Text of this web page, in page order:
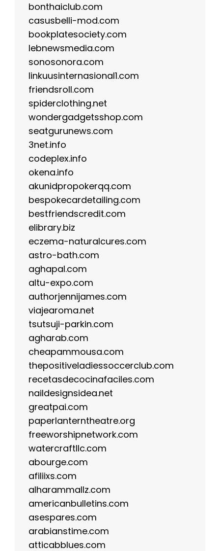
bonthaiclub.com
casusbelli-mod.com
bookplatesociety.com
lebnewsmedia.com
sonosonora.com
linkuusinternasional1.com
friendsroll.com
spiderclothing.net
wondergadgetsshop.com
seatgurunews.com
3net.info
codeplex.info
okena.info
akunidpropokerqq.com
bespokecardetailing.com
bestfriendscredit.com
elibrary.biz
eczema-naturalcures.com
astro-bath.com
aghapal.com
altu-expo.com
authorjennijames.com
viajearoma.net
tsutsuji-parkin.com
agharab.com
cheapammousa.com
thepositiveladiessoccerclub.com
recetasdecocinafaciles.com
naildesignsidea.net
greatpai.com
paperlanterntheatre.org
freeworshipnetwork.com
watercraftllc.com
abourge.com
afiliixs.com
alharammallz.com
americanbulletins.com
asespares.com
arabianstime.com
atticabblues.com